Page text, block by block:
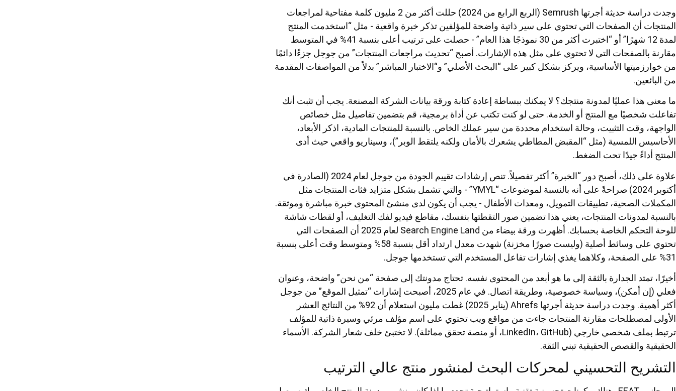
وجدت دراسة حديثة أجرتها Semrush (الربع الرابع من 2024) حللت أكثر من 2 مليون كلمة مفتاحية لمراجعات
المنتجات أن الصفحات التي تحتوي على سير ذاتية واضحة للمؤلفين تذكر خبرة واقعية - مثل “استخدمت المنتج
لمدة 12 شهرًا” أو “اختبرت أكثر من 30 نموذجًا هذا العام” - حصلت على ترتيب أعلى بنسبة 41% في المتوسط
مقارنة بالصفحات التي لا تحتوي على مثل هذه الإشارات. أصبح “تحديث مراجعات المنتجات” من جوجل جزءًا دائمًا
من خوارزميتها الأساسية، ويركز بشكل كبير على “البحث الأصلي” و“الاختبار المباشر” بدلاً من المواصفات المقدمة
من البائعين.
ما معنى هذا عمليًا لمدونة منتجك؟ لا يمكنك ببساطة إعادة كتابة ورقة بيانات الشركة المصنعة. يجب أن تثبت أنك
تفاعلت شخصيًا مع المنتج أو الخدمة. حتى لو كنت تكتب عن أداة برمجية، قم بتضمين تفاصيل مثل خصائص
الواجهة، وقت التثبيت، وحالة استخدام محددة من سير عملك الخاص. بالنسبة للمنتجات المادية، اذكر الأبعاد،
الأحاسيس اللمسية (مثل “المقبض المطاطي يشعرك بالأمان ولكنه يلتقط الوبر”)، وسيناريو واقعي حيث أدى
المنتج أداءً جيدًا تحت الضغط.
علاوة على ذلك، أصبح دور “الخبرة” أكثر تفصيلاً. تنص إرشادات تقييم الجودة من جوجل لعام 2024 (الصادرة في
أكتوبر 2024) صراحةً على أنه بالنسبة لموضوعات “YMYL” - والتي تشمل بشكل متزايد فئات المنتجات مثل
المكملات الصحية، تطبيقات التمويل، ومعدات الأطفال - يجب أن يكون لدى منشئ المحتوى خبرة مباشرة وموثقة.
بالنسبة لمدونات المنتجات، يعني هذا تضمين صور التقطتها بنفسك، مقاطع فيديو لفك التغليف، أو لقطات شاشة
للوحة التحكم الخاصة بحسابك. أظهرت ورقة بيضاء من Search Engine Land لعام 2025 أن الصفحات التي
تحتوي على وسائط أصلية (وليست صورًا مخزنة) شهدت معدل ارتداد أقل بنسبة 58% ومتوسط وقت أعلى بنسبة
31% على الصفحة، وكلاهما يغذي إشارات تفاعل المستخدم التي تستخدمها جوجل.
أخيرًا، تمتد الجدارة بالثقة إلى ما هو أبعد من المحتوى نفسه. تحتاج مدونتك إلى صفحة “من نحن” واضحة، وعنوان
فعلي (إن أمكن)، وسياسة خصوصية، وطريقة اتصال. في عام 2025، أصبحت إشارات “تمثيل الموقع” من جوجل
أكثر أهمية. وجدت دراسة حديثة أجرتها Ahrefs (يناير 2025) غطت مليون استعلام أن 92% من النتائج العشر
الأولى لمصطلحات مقارنة المنتجات جاءت من مواقع ويب تحتوي على اسم مؤلف مرئي وسيرة ذاتية للمؤلف
ترتبط بملف شخصي خارجي (LinkedIn، GitHub، أو منصة تحقق مماثلة). لا تختبئ خلف شعار الشركة. الأسماء
الحقيقية والقصص الحقيقية تبني الثقة.
التشريح التحسيني لمحركات البحث لمنشور منتج عالي الترتيب